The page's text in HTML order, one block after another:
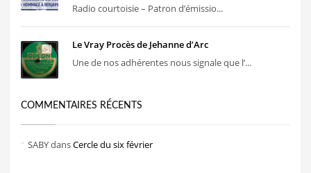
Radio courtoisie – Patron d’émissio...
Le Vray Procès de Jehanne d’Arc
Une de nos adhérentes nous signale que l’...
COMMENTAIRES RÉCENTS
SABYdansCercle du six février